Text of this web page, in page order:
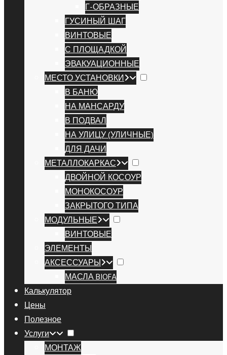
Г-ОБРАЗНЫЕ
ГУСИНЫЙ ШАГ
ВИНТОВЫЕ
С ПЛОЩАДКОЙ
ЭВАКУАЦИОННЫЕ
МЕСТО УСТАНОВКИ
В БАНЮ
НА МАНСАРДУ
В ПОДВАЛ
НА УЛИЦУ (УЛИЧНЫЕ)
ДЛЯ ДАЧИ
МЕТАЛЛОКАРКАС
ДВОЙНОЙ КОСОУР
МОНОКОСОУР
ЗАКРЫТОГО ТИПА
МОДУЛЬНЫЕ
ВИНТОВЫЕ
ЭЛЕМЕНТЫ
АКСЕССУАРЫ
МАСЛА BIOFA
Калькулятор
Цены
Полезное
Услуги
МОНТАЖ